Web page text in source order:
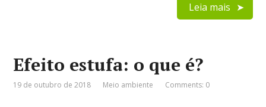
Leia mais
Efeito estufa: o que é?
19 de outubro de 2018 Meio ambiente Comments: 0